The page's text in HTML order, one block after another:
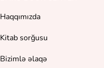
Haqqımızda
Kitab sorğusu
Bizimlə əlaqə